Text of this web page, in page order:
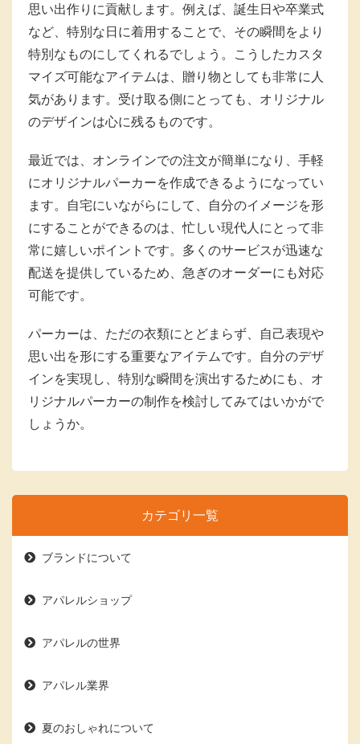
思い出作りに貢献します。例えば、誕生日や卒業式
など、特別な日に着用することで、その瞬間をより
特別なものにしてくれるでしょう。こうしたカスタ
マイズ可能なアイテムは、贈り物としても非常に人
気があります。受け取る側にとっても、オリジナル
のデザインは心に残るものです。
最近では、オンラインでの注文が簡単になり、手軽
にオリジナルパーカーを作成できるようになってい
ます。自宅にいながらにして、自分のイメージを形
にすることができるのは、忙しい現代人にとって非
常に嬉しいポイントです。多くのサービスが迅速な
配送を提供しているため、急ぎのオーダーにも対応
可能です。
パーカーは、ただの衣類にとどまらず、自己表現や
思い出を形にする重要なアイテムです。自分のデザ
インを実現し、特別な瞬間を演出するためにも、オ
リジナルパーカーの制作を検討してみてはいかがで
しょうか。
カテゴリ一覧
ブランドについて
アパレルショップ
アパレルの世界
アパレル業界
夏のおしゃれについて